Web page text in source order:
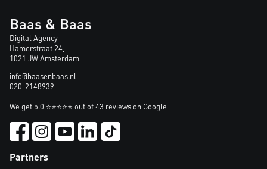
Baas & Baas
Digital Agency
Hamerstraat 24,
1021 JW Amsterdam
info@baasenbaas.nl
020-2148939
We get 5.0 ⭐⭐⭐⭐⭐ out of 43 reviews on Google
Partners